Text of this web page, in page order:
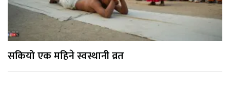
सकियो एक महिने स्वस्थानी व्रत